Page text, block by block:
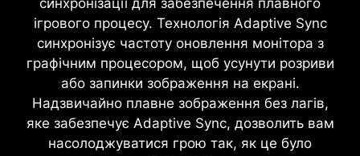
ігрового процесу. Технологія Adaptive Sync
синхронізує частоту оновлення монітора з
графічним процесором, щоб усунути розриви
або запинки зображення на екрані.
Надзвичайно плавне зображення без лагів,
яке забезпечує Adaptive Sync, дозволить вам
насолоджуватися грою так, як це було